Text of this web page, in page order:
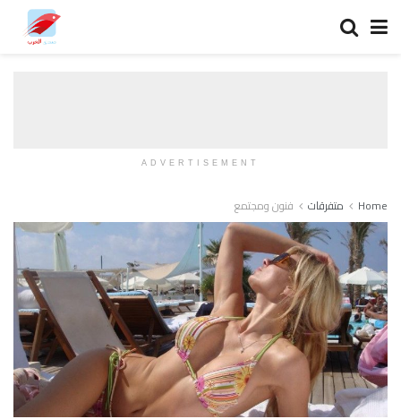
ADVERTISEMENT
Home متفرقات فنون ومجتمع